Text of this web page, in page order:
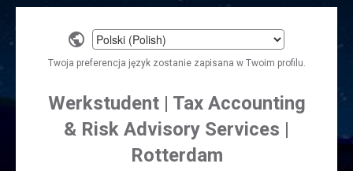
Select
a
language
Twoja preferencja język zostanie zapisana w Twoim profilu.
Werkstudent | Tax Accounting
& Risk Advisory Services |
Rotterdam